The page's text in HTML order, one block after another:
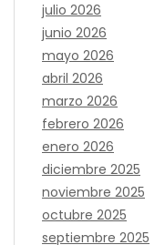
julio 2026
junio 2026
mayo 2026
abril 2026
marzo 2026
febrero 2026
enero 2026
diciembre 2025
noviembre 2025
octubre 2025
septiembre 2025